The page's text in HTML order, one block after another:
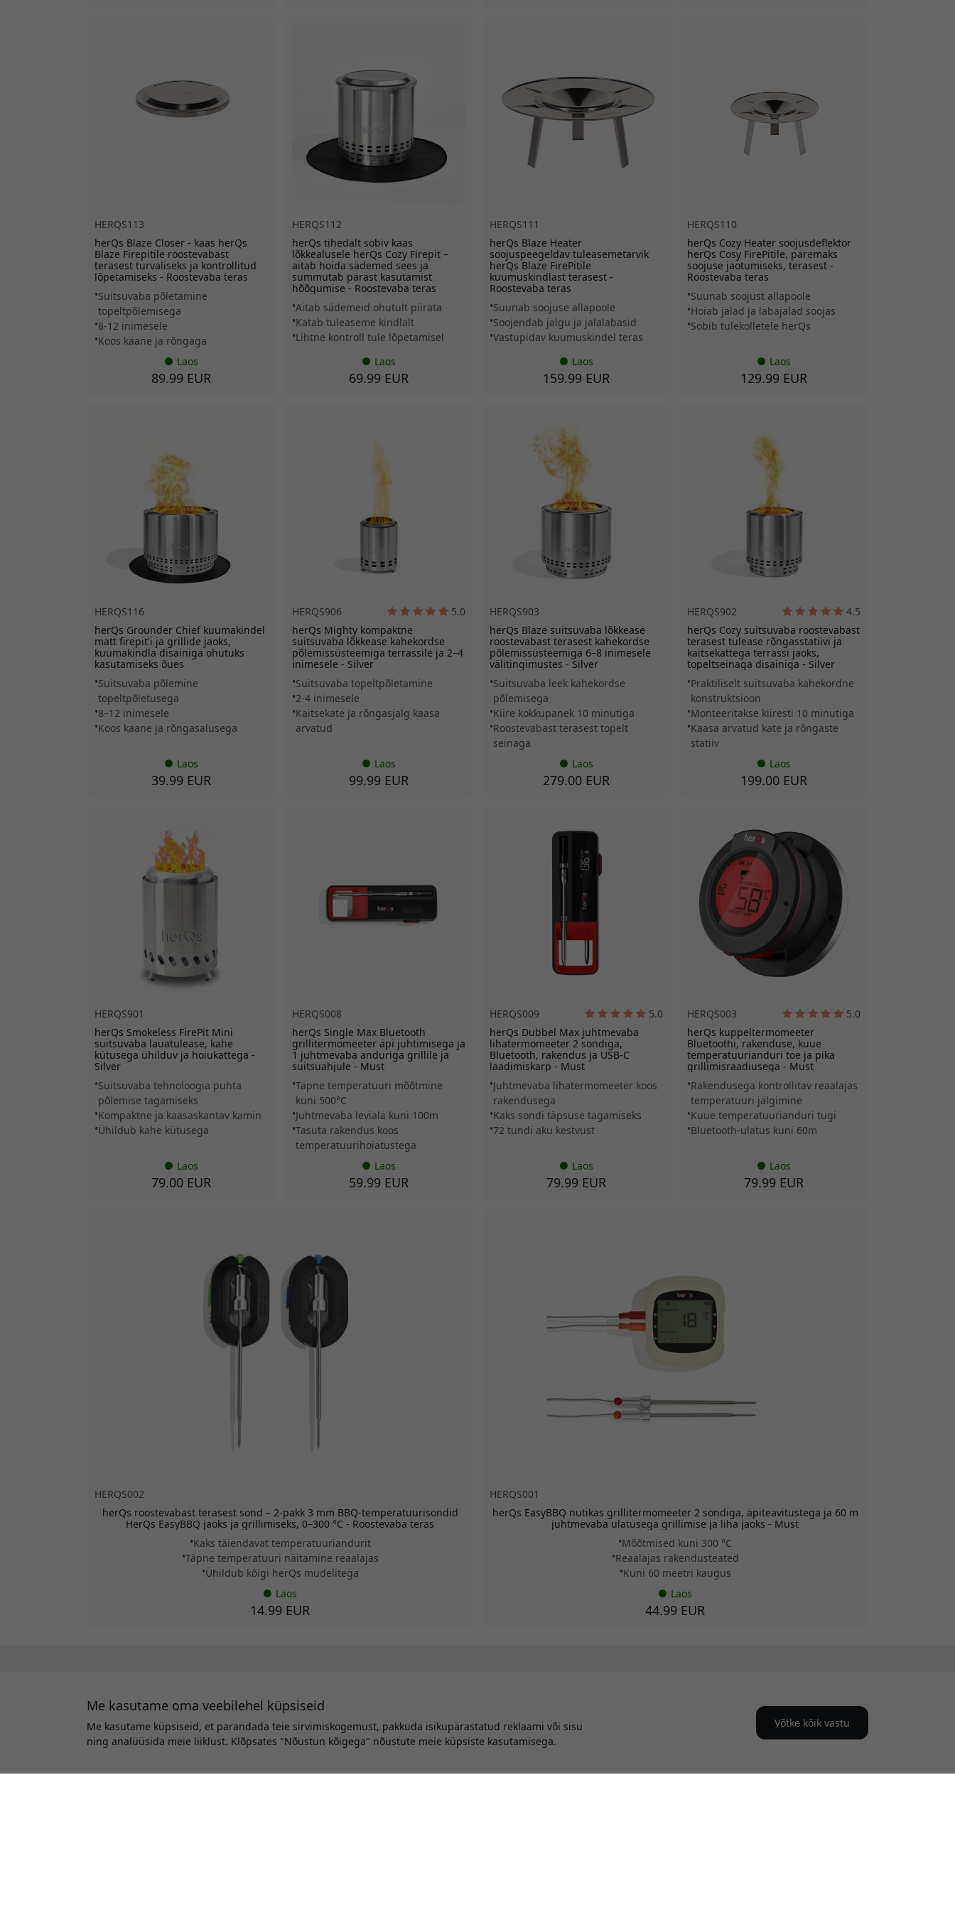
HERQS113
herQs Blaze Closer - kaas herQs
Blaze Firepitile roostevabast
terasest turvaliseks ja kontrollitud
lõpetamiseks - Roostevaba teras
Suitsuvaba põletamine
topeltpõlemisega
8-12 inimesele
Koos kaane ja rõngaga
Laos
89.99 EUR
HERQS112
herQs tihedalt sobiv kaas
lõkkealusele herQs Cozy Firepit –
aitab hoida sädemed sees ja
summutab pärast kasutamist
hõõgumise - Roostevaba teras
Aitab sädemeid ohutult piirata
Katab tuleaseme kindlalt
Lihtne kontroll tule lõpetamisel
Laos
69.99 EUR
HERQS111
herQs Blaze Heater
soojuspeegeldav tuleasemetarvik
herQs Blaze FirePitile
kuumuskindlast terasest -
Roostevaba teras
Suunab soojuse allapoole
Soojendab jalgu ja jalalabasid
Vastupidav kuumuskindel teras
Laos
159.99 EUR
HERQS110
herQs Cozy Heater soojusdeflektor
herQs Cosy FirePitile, paremaks
soojuse jaotumiseks, terasest -
Roostevaba teras
Suunab soojust allapoole
Hoiab jalad ja labajalad soojas
Sobib tulekolletele herQs
Laos
129.99 EUR
HERQS116
herQs Grounder Chief kuumakindel
matt firepit'i ja grillide jaoks,
kuumakindla disainiga ohutuks
kasutamiseks õues
Suitsuvaba põlemine
topeltpõletusega
8–12 inimesele
Koos kaane ja rõngasalusega
Laos
39.99 EUR
HERQS906
5.0
herQs Mighty kompaktne
suitsuvaba lõkkease kahekordse
põlemissüsteemiga terrassile ja 2–4
inimesele - Silver
Suitsuvaba topeltpõletamine
2-4 inimesele
Kaitsekate ja rõngasjalg kaasa
arvatud
Laos
99.99 EUR
HERQS903
herQs Blaze suitsuvaba lõkkease
roostevabast terasest kahekordse
põlemissüsteemiga 6–8 inimesele
välitingimustes - Silver
Suitsuvaba leek kahekordse
põlemisega
Kiire kokkupanek 10 minutiga
Roostevabast terasest topelt
seinaga
Laos
279.00 EUR
HERQS902
4.5
herQs Cozy suitsuvaba roostevabast
terasest tulease rõngasstatiivi ja
kaitsekattega terrassi jaoks,
topeltseinaga disainiga - Silver
Praktiliselt suitsuvaba kahekordne
konstruktsioon
Monteeritakse kiiresti 10 minutiga
Kaasa arvatud kate ja rõngaste
statiiv
Laos
199.00 EUR
HERQS901
herQs Smokeless FirePit Mini
suitsuvaba lauatulease, kahe
kütusega ühilduv ja hoiukattega -
Silver
Suitsuvaba tehnoloogia puhta
põlemise tagamiseks
Kompaktne ja kaasaskantav kamin
Ühildub kahe kütusega
Laos
79.00 EUR
HERQS008
herQs Single Max Bluetooth
grillitermomeeter äpi juhtimisega ja
1 juhtmevaba anduriga grillile ja
suitsuahjule - Must
Täpne temperatuuri mõõtmine
kuni 500°C
Juhtmevaba leviala kuni 100m
Tasuta rakendus koos
temperatuurihoiatustega
Laos
59.99 EUR
HERQS009
5.0
herQs Dubbel Max juhtmevaba
lihatermomeeter 2 sondiga,
Bluetooth, rakendus ja USB-C
laadimiskarp - Must
Juhtmevaba lihatermomeeter koos
rakendusega
Kaks sondi täpsuse tagamiseks
72 tundi aku kestvust
Laos
79.99 EUR
HERQS003
5.0
herQs kuppeltermomeeter
Bluetoothi, rakenduse, kuue
temperatuurianduri toe ja pika
grillimisraadiusega - Must
Rakendusega kontrollitav reaalajas
temperatuuri jälgimine
Kuue temperatuurianduri tugi
Bluetooth-ulatus kuni 60m
Laos
79.99 EUR
HERQS002
herQs roostevabast terasest sond – 2-pakk 3 mm BBQ-temperatuurisondid
HerQs EasyBBQ jaoks ja grillimiseks, 0–300 °C - Roostevaba teras
Kaks täiendavat temperatuuriandurit
Täpne temperatuuri näitamine reaalajas
Ühildub kõigi herQs mudelitega
Laos
14.99 EUR
HERQS001
herQs EasyBBQ nutikas grillitermomeeter 2 sondiga, äpiteavitustega ja 60 m
juhtmevaba ulatusega grillimise ja liha jaoks - Must
Mõõtmised kuni 300 °C
Reaalajas rakendusteated
Kuni 60 meetri kaugus
Laos
44.99 EUR
Tere tulemast veebilehele HerQs Eesti , teie ülimale partnerile kulinaarse täpsuse ja innovatsiooni alal. Oleme spetsialiseerunud tipptasemel traadita
toiduvalmistamise teekonda, meie tooted tagavad, et teie toidud saavutavad iga kord täiuslikkuse. Meie tootevalik, sealhulgas revolutsiooniline HerQs Pin Probe ja
Me kasutame oma veebilehel küpsiseid
Me kasutame küpsiseid, et parandada teie sirvimiskogemust, pakkuda isikupärastatud reklaami või sisu
ning analüüsida meie liiklust. Klõpsates "Nõustun kõigega" nõustute meie küpsiste kasutamisega.
Võtke kõik vastu